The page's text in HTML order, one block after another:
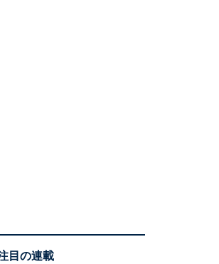
目の連載